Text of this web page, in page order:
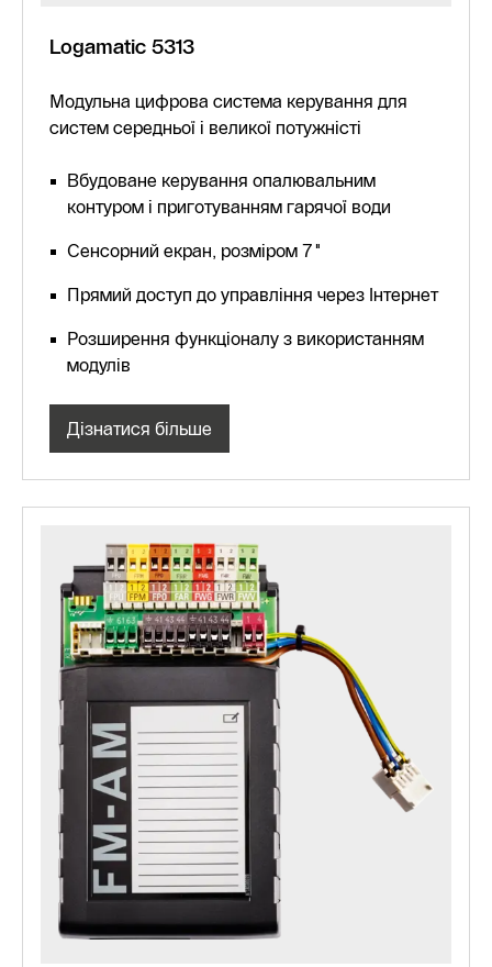
Logamatic 5313
Модульна цифрова система керування для
систем середньої і великої потужністі
Вбудоване керування опалювальним
контуром і приготуванням гарячої води
Сенсорний екран, розміром 7"
Прямий доступ до управління через Інтернет
Розширення функціоналу з використанням
модулів
Дізнатися більше